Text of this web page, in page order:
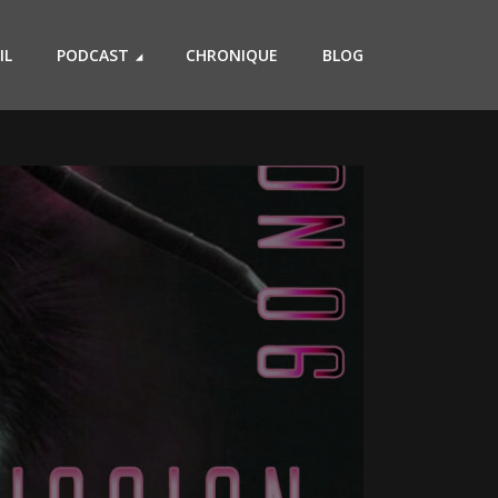
PODCAST CHRONIQUE BLOG